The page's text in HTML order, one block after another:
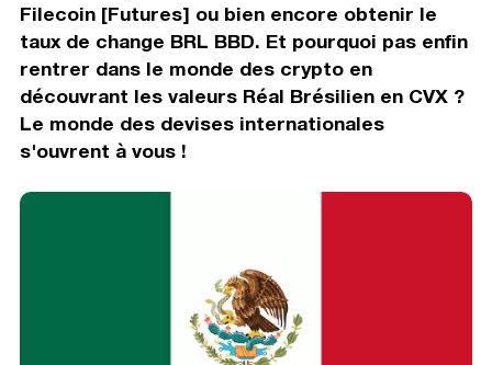
Filecoin [Futures] ou bien encore obtenir le
taux de change BRL BBD. Et pourquoi pas enfin
rentrer dans le monde des crypto en
découvrant les valeurs Réal Brésilien en CVX ?
Le monde des devises internationales
s'ouvrent à vous !